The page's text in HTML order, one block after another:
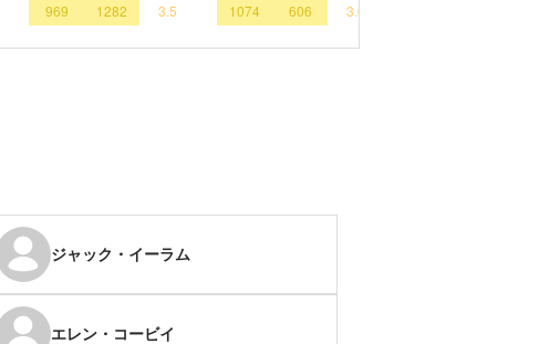
969 1282 3.5 1074 606 3.0
ジャック・イーラム
エレン・コービイ